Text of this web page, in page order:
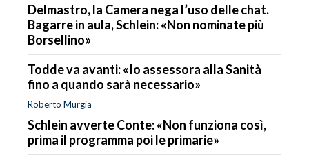
Delmastro, la Camera nega l’uso delle chat.
Bagarre in aula, Schlein: «Non nominate più
Borsellino»
Todde va avanti: «Io assessora alla Sanità
fino a quando sarà necessario»
Roberto Murgia
Schlein avverte Conte: «Non funziona così,
prima il programma poi le primarie»